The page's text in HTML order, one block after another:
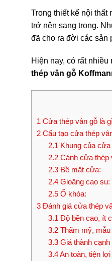
Trong thiết kế nội
trở nên sang trọng.
đã cho ra đời các sản
Hiện nay, có rất
thép vân gỗ
1 Cửa thép vân gỗ là
2 Cấu tạo cửa thép
2.1 Khung của
2.2Cánh cửa thép
2.3Bề mặt cửa:
2.4Gioăng cao su:
2.5Ổ khóa:
3 Đánh giá cửa thép
3.1 Độ bền cao, ít
3.2Thẩm mỹ, mẫu
3.3Giá thành cạnh
3.4An toàn, tiện